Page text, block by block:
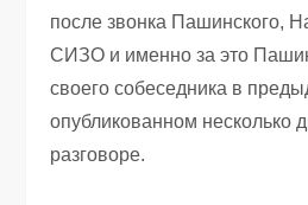
после звонка Пашинского,
СИЗО и именно за это
своего собеседника в
опубликованном несколько
разговоре.